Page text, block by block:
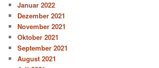
Januar 2022
Dezember 2021
November 2021
Oktober 2021
September 2021
August 2021